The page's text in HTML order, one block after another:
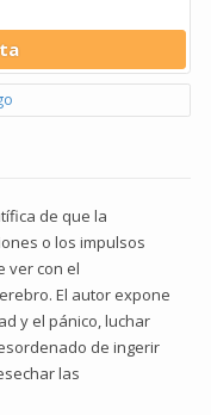
de que la
o los impulsos
ver con el
El autor expone
y el pánico, luchar
de ingerir
las